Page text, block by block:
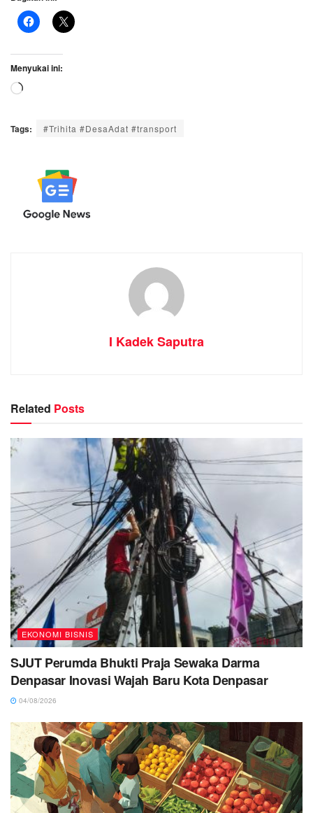
Menyukai ini:
Memuat...
Tags: #Trihita #DesaAdat #transport
I Kadek Saputra
Related Posts
EKONOMI BISNIS
SJUT Perumda Bhukti Praja Sewaka Darma
Denpasar Inovasi Wajah Baru Kota Denpasar
04/08/2026